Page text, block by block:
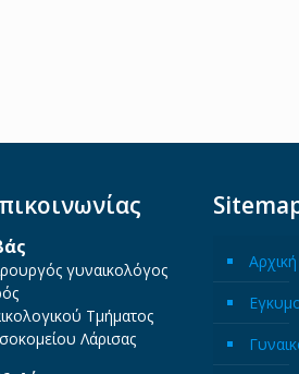
γυναικολόγος
Τμήματος
Λάρισας
Αρχική